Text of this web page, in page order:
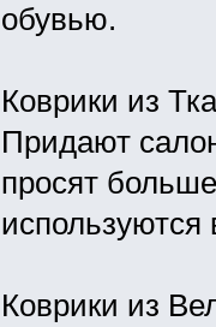
обувью.
Коврики из
Придают
просят
используются
Коврики из